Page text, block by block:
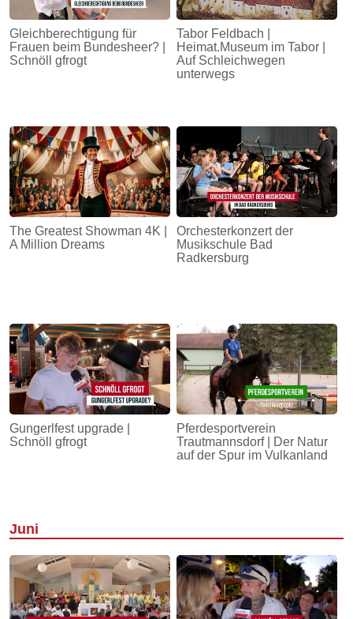
Gleichberechtigung für
Frauen beim Bundesheer? |
Schnöll gfrogt
Tabor Feldbach |
Heimat.Museum im Tabor |
Auf Schleichwegen
unterwegs
The Greatest Showman 4K |
A Million Dreams
Orchesterkonzert der
Musikschule Bad
Radkersburg
Gungerlfest upgrade |
Schnöll gfrogt
Pferdesportverein
Trautmannsdorf | Der Natur
auf der Spur im Vulkanland
Juni